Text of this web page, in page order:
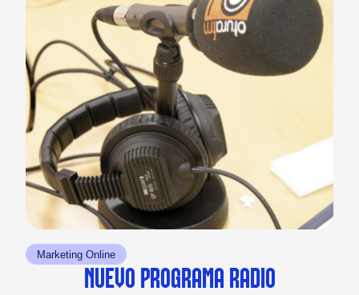
Marketing Online
NUEVO PROGRAMA RADIO